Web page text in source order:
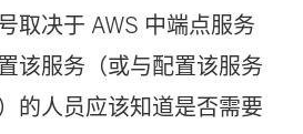
取决于 AWS 中端点服务
该服务（或与配置该服务
的人员应该知道是否需要